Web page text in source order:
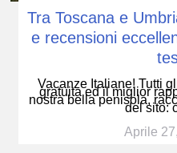
Tra Toscana e
e recensioni
Vacanze Italiane! Tutti
gratuita ed il miglior
nostra bella penisola,
del sito:
Aprile